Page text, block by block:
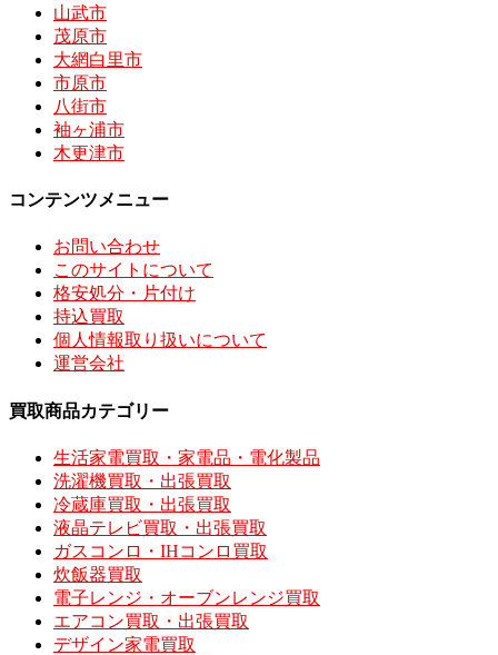
山武市
茂原市
大網白里市
市原市
八街市
袖ヶ浦市
木更津市
コンテンツメニュー
お問い合わせ
このサイトについて
格安処分・片付け
持込買取
個人情報取り扱いについて
運営会社
買取商品カテゴリー
生活家電買取・家電品・電化製品
洗濯機買取・出張買取
冷蔵庫買取・出張買取
液晶テレビ買取・出張買取
ガスコンロ・IHコンロ買取
炊飯器買取
電子レンジ・オーブンレンジ買取
エアコン買取・出張買取
デザイン家電買取